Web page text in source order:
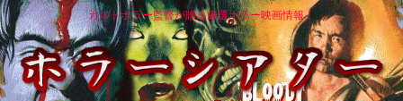
カルトホラー監督が贈る厳選ホラー映画情報！